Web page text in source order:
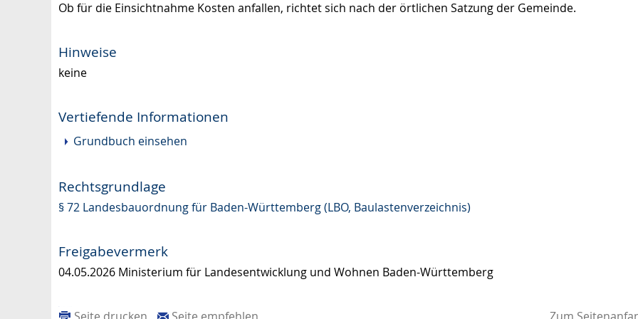
Ob für die Einsichtnahme Kosten anfallen, richtet sich nach der örtlichen Satzung der Gemeinde.
Hinweise
keine
Vertiefende Informationen
Grundbuch einsehen
Rechtsgrundlage
§ 72 Landesbauordnung für Baden-Württemberg (LBO, Baulastenverzeichnis)
Freigabevermerk
04.05.2026 Ministerium für Landesentwicklung und Wohnen Baden-Württemberg